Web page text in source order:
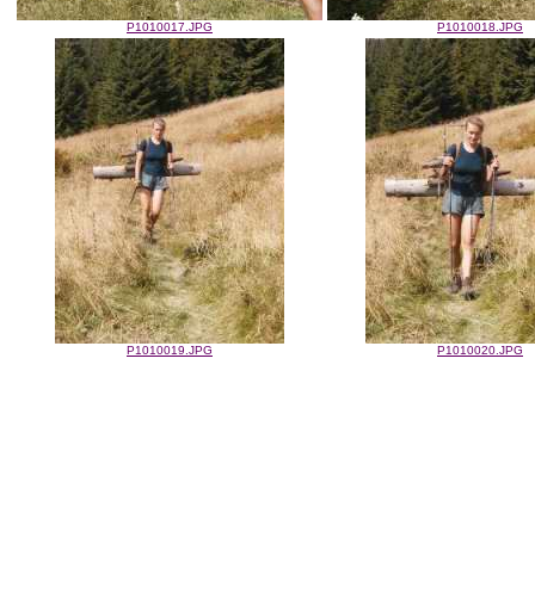
P1010017.JPG P1010018.JPG
P1010019.JPG P1010020.JPG